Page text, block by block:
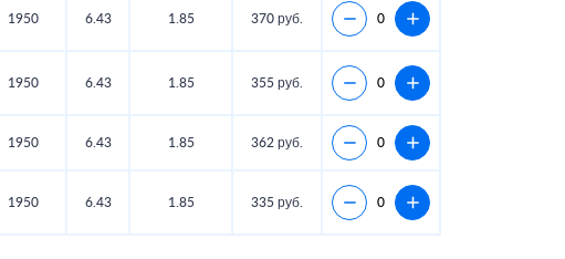
1950 6.43 1.85 370 руб.
1950 6.43 1.85 355 руб.
1950 6.43 1.85 362 руб.
1950 6.43 1.85 335 руб.